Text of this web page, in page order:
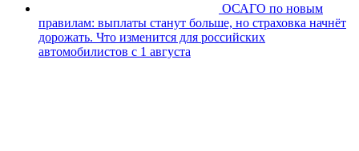
ОСАГО по новым
правилам: выплаты станут больше, но страховка начнёт
дорожать. Что изменится для российских
автомобилистов с 1 августа